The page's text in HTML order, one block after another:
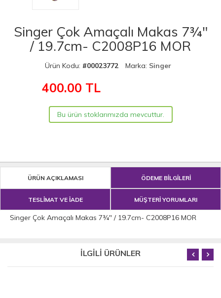
Singer Çok Amaçalı Makas 7¾"
/ 19.7cm- C2008P16 MOR
Ürün Kodu: #00023772 Marka: Singer
400.00 TL
Bu ürün stoklarımızda mevcuttur.
ÜRÜN AÇIKLAMASI ÖDEME BİLGİLERİ
TESLİMAT VE İADE MÜŞTERİ YORUMLARI
Singer Çok Amaçalı Makas 7¾" / 19.7cm- C2008P16 MOR
İLGİLİ ÜRÜNLER